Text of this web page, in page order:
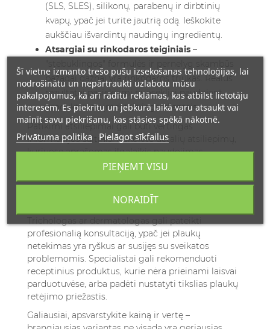
(SLS, SLES), silikonų, parabenų ir dirbtinių
kvapų, ypač jei turite jautrią odą. Ieškokite
aukščiau išvardintų naudingų ingredientų.
Atsargiai su rinkodaros teiginiais –
pažadai dažnai yra rinkodaros triukas. Realūs
rezultatai pasiekiami nuosekliai naudojant
produktus su įrodytais ingredientais.
Patikimi atsiliepimai gali būti vertingas
informacijos šaltinis. Ieškokite detalių atsiliepimų,
kuriuose aprašomas ilgalaikis naudojimas.
Atkreipkite dėmesį, kad plaukų atželdymo
profesionalią konsultaciją, ypač jei plaukų
netekimas yra ryškus ar susijęs su sveikatos
problemomis. Specialistai gali rekomenduoti
receptinius produktus, kurie nėra prieinami laisvai
parduotuvėse, arba padėti nustatyti tikslias plaukų
retėjimo priežastis.
Galiausiai, apsvarstykite kainą ir vertę –
Šī vietne izmanto trešo pušu izsekošanas tehnoloģijas, lai
nodrošinātu un nepārtraukti uzlabotu mūsu
pakalpojumus, kā arī rādītu reklāmas, kas atbilst lietotāju
interesēm. Es piekrītu un jebkurā laikā varu atsaukt vai
mainīt savu piekrišanu, kas stāsies spēkā nākotnē.
Privātuma politika Pielāgot sīkfailus
NORAIDĪT
PIEŅEMT VISU